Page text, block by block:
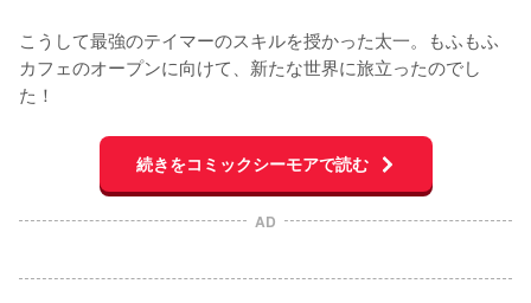
こうして最強のテイマーのスキルを授かった太一。もふもふ
カフェのオープンに向けて、新たな世界に旅立ったのでし
た！
続きをコミックシーモアで読む
AD